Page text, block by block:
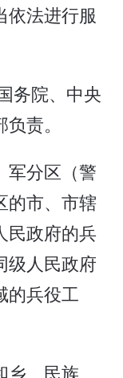
依法进行服
务院、中央
责。
军分区（警
的市、市辖
民政府的兵
级人民政府
的兵役工
乡、民族